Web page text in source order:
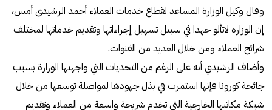
وقال وكيل الوزارة المساعد لقطاع خدمات العملاء أحمد الرشيدي أمس،
إن الوزارة لاتألو جهدا في سبيل تسهيل إجراءاتها وتقديم خدماتها لمختلف
شرائح العملاء ومن خلال العديد من القنوات.
وأضاف الرشيدي أنه على الرغم من التحديات التي واجهتها الوزارة بسبب
جائحة كورونا فإنها استمرت في بذل جهودها لمواصلة توسعها من خلال
شبكة مكاتبها الخارجية التي تخدم شريحة واسعة من العملاء وتقديم